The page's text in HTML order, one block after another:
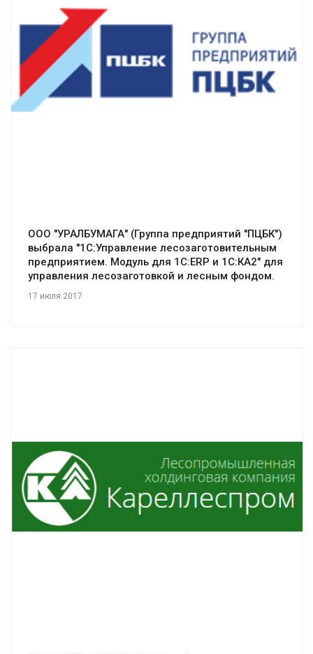
ООО "УРАЛБУМАГА" (Группа предприятий "ПЦБК")
выбрала "1С:Управление лесозаготовительным
предприятием. Модуль для 1С:ERP и 1С:КА2" для
управления лесозаготовкой и лесным фондом.
17 июля 2017
Смотреть проект